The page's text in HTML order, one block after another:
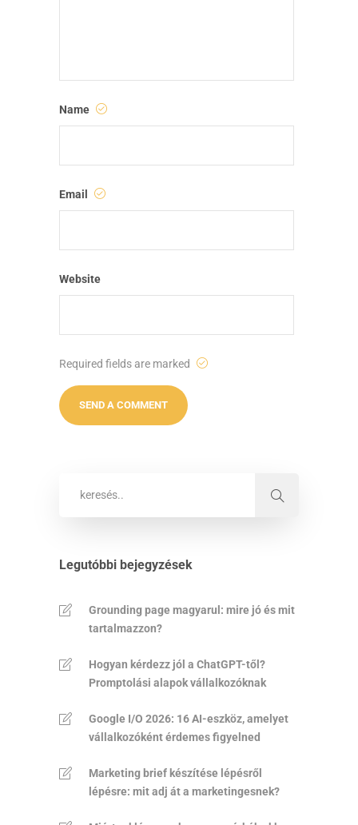
Name
Email
Website
Required fields are marked
Legutóbbi bejegyzések
Grounding page magyarul: mire jó és mit
tartalmazzon?
Hogyan kérdezz jól a ChatGPT-től?
Promptolási alapok vállalkozóknak
Google I/O 2026: 16 AI-eszköz, amelyet
vállalkozóként érdemes figyelned
Marketing brief készítése lépésről
lépésre: mit adj át a marketingesnek?